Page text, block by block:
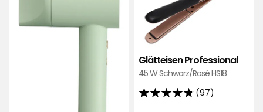
Favoriten
hinzufügen
Glätteisen Professional
45 W Schwarz/Rosé HS18
(97)
4.8